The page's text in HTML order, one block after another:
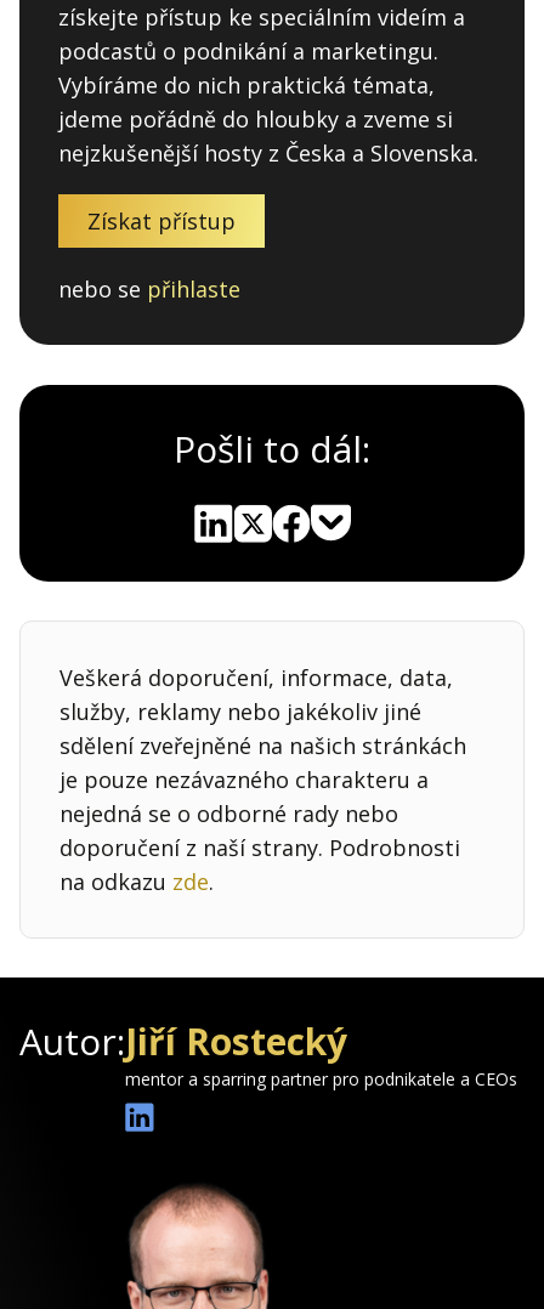
získejte přístup ke speciálním videím a
podcastů o podnikání a marketingu.
Vybíráme do nich praktická témata,
jdeme pořádně do hloubky a zveme si
nejzkušenější hosty z Česka a Slovenska.
Získat přístup
nebo se přihlaste
Pošli to dál:
Veškerá doporučení, informace, data,
služby, reklamy nebo jakékoliv jiné
sdělení zveřejněné na našich stránkách
je pouze nezávazného charakteru a
nejedná se o odborné rady nebo
doporučení z naší strany. Podrobnosti
na odkazu zde.
Autor:Jiří Rostecký
mentor a sparring partner pro podnikatele a CEOs